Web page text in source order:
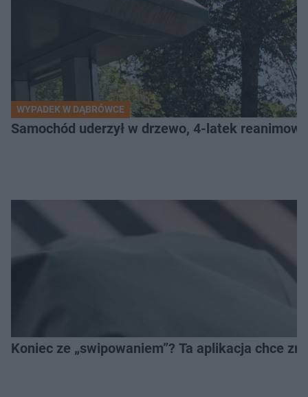
WYPADEK W DĄBRÓWCE
Samochód uderzył w drzewo, 4-latek
Koniec ze „swipowaniem”? Ta aplikacja chce